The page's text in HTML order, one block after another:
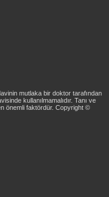
mutlaka bir doktor tarafından
kullanılmamalıdır. Tanı ve
önemli faktördür. Copyright ©